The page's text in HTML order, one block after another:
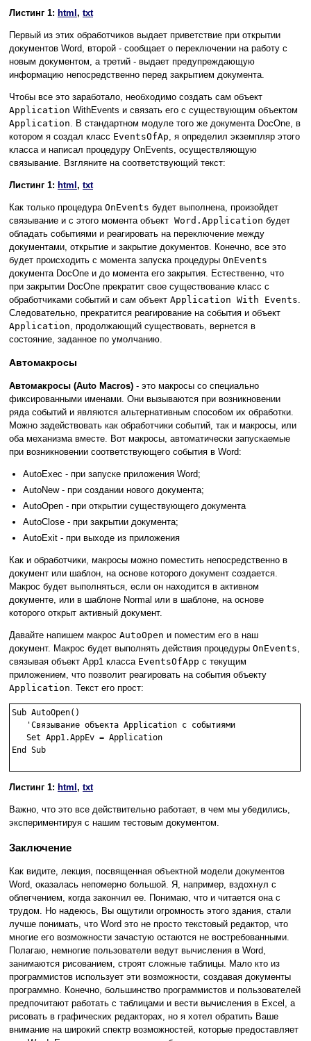
Листинг 1: html , txt
Первый из этих обработчиков выдает приветствие при открытии
документов Word, второй - сообщает о переключении на работу с
новым документом, а третий - выдает предупреждающую
информацию непосредственно перед закрытием документа.
Чтобы все это заработало, необходимо создать сам объект
Application WithEvents и связать его с существующим объектом
Application. В стандартном модуле того же документа DocOne, в
котором я создал класс EventsOfAp, я определил экземпляр этого
класса и написал процедуру OnEvents, осуществляющую
связывание. Взгляните на соответствующий текст:
Листинг 1: html , txt
Как только процедура OnEvents будет выполнена, произойдет
связывание и с этого момента объект Word.Application будет
обладать событиями и реагировать на переключение между
документами, открытие и закрытие документов. Конечно, все это
будет происходить с момента запуска процедуры OnEvents
документа DocOne и до момента его закрытия. Естественно, что
при закрытии DocOne прекратит свое существование класс с
обработчиками событий и сам объект Application With Events.
Следовательно, прекратится реагирование на события и объект
Application, продолжающий существовать, вернется в
состояние, заданное по умолчанию.
Автомакросы
Автомакросы (Auto Macros) - это макросы со специально
фиксированными именами. Они вызываются при возникновении
ряда событий и являются альтернативным способом их обработки.
Можно задействовать как обработчики событий, так и макросы, или
оба механизма вместе. Вот макросы, автоматически запускаемые
при возникновении соответствующего события в Word:
AutoExec - при запуске приложения Word;
AutoNew - при создании нового документа;
AutoOpen - при открытии существующего документа
AutoClose - при закрытии документа;
AutoExit - при выходе из приложения
Как и обработчики, макросы можно поместить непосредственно в
документ или шаблон, на основе которого документ создается.
Макрос будет выполняться, если он находится в активном
документе, или в шаблоне Normal или в шаблоне, на основе
которого открыт активный документ.
Давайте напишем макрос AutoOpen и поместим его в наш
документ. Макрос будет выполнять действия процедуры OnEvents,
связывая объект App1 класса EventsOfApp с текущим
приложением, что позволит реагировать на события объекту
Application. Текст его прост:
Sub AutoOpen()
   'Связывание объекта Application с событиями
   Set App1.AppEv = Application
End Sub
Листинг 1: html , txt
Важно, что это все действительно работает, в чем мы убедились,
экспериментируя с нашим тестовым документом.
Заключение
Как видите, лекция, посвященная объектной модели документов
Word, оказалась непомерно большой. Я, например, вздохнул с
облегчением, когда закончил ее. Понимаю, что и читается она с
трудом. Но надеюсь, Вы ощутили огромность этого здания, стали
лучше понимать, что Word это не просто текстовый редактор, что
многие его возможности зачастую остаются не востребованными.
Полагаю, немногие пользователи ведут вычисления в Word,
занимаются рисованием, строят сложные таблицы. Мало кто из
программистов использует эти возможности, создавая документы
программно. Конечно, большинство программистов и пользователей
предпочитают работать с таблицами и вести вычисления в Excel, а
рисовать в графических редакторах, но я хотел обратить Ваше
внимание на широкий спектр возможностей, которые предоставляет